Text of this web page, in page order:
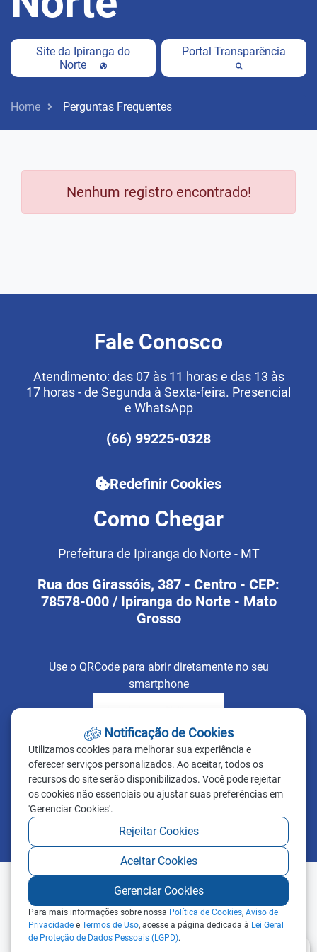
Site da Ipiranga do
Norte
Portal Transparência
Home Perguntas Frequentes
Nenhum registro encontrado!
Fale Conosco
Atendimento: das 07 às 11 horas e das 13 às
17 horas - de Segunda à Sexta-feira. Presencial
e WhatsApp
(66) 99225-0328
Redefinir Cookies
Como Chegar
Prefeitura de Ipiranga do Norte - MT
Rua dos Girassóis, 387 - Centro - CEP:
78578-000 / Ipiranga do Norte - Mato
Grosso
Use o QRCode para abrir diretamente no seu
smartphone
Notificação de Cookies
Utilizamos cookies para melhorar sua experiência e
oferecer serviços personalizados. Ao aceitar, todos os
recursos do site serão disponibilizados. Você pode rejeitar
os cookies não essenciais ou ajustar suas preferências em
'Gerenciar Cookies'.
Rejeitar Cookies
Aceitar Cookies
Gerenciar Cookies
Para mais informações sobre nossa Política de Cookies, Aviso de
Privacidade e Termos de Uso, acesse a página dedicada à Lei Geral
de Proteção de Dados Pessoais (LGPD).